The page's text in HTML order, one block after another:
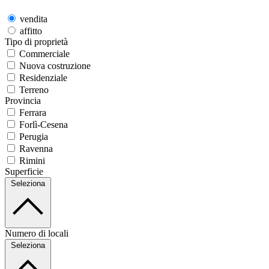
vendita
affitto
Tipo di proprietà
Commerciale
Nuova costruzione
Residenziale
Terreno
Provincia
Ferrara
Forlì-Cesena
Perugia
Ravenna
Rimini
Superficie
Seleziona
Numero di locali
Seleziona